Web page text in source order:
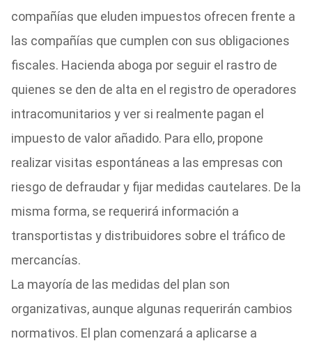
compañías que eluden impuestos ofrecen frente a
las compañías que cumplen con sus obligaciones
fiscales. Hacienda aboga por seguir el rastro de
quienes se den de alta en el registro de operadores
intracomunitarios y ver si realmente pagan el
impuesto de valor añadido. Para ello, propone
realizar visitas espontáneas a las empresas con
riesgo de defraudar y fijar medidas cautelares. De la
misma forma, se requerirá información a
transportistas y distribuidores sobre el tráfico de
mercancías.
La mayoría de las medidas del plan son
organizativas, aunque algunas requerirán cambios
normativos. El plan comenzará a aplicarse a